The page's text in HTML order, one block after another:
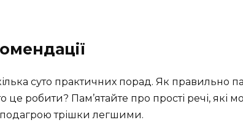
суто практичних порад. Як правильно
це робити? Пам’ятайте про прості речі, які
подагрою трішки легшими.